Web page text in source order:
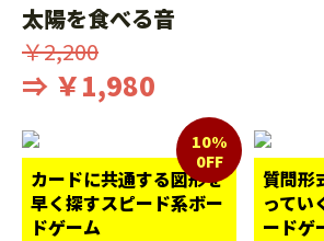
太陽を食べる音
￥2,200
⇒ ￥1,980
カードに共通する図形を
早く探すスピード系ボー
ドゲーム
10%
0FF
質問形
ってい
ードゲ